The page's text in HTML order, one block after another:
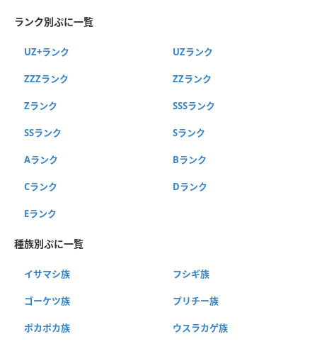
ランク別ぷに一覧
UZ+ランク UZランク
ZZZランク ZZランク
Zランク SSSランク
SSランク Sランク
Aランク Bランク
Cランク Dランク
Eランク
種族別ぷに一覧
イサマシ族 フシギ族
ゴーケツ族 プリチー族
ポカポカ族 ウスラカゲ族